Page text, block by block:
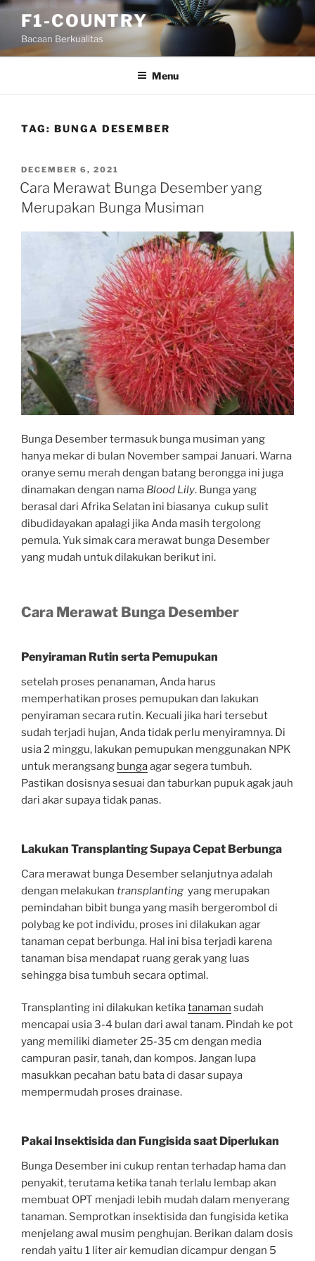
Skip
content
F1-COUNTRY
Bacaan Berkualitas
Menu
TAG: BUNGA DESEMBER
POSTED
ON
DECEMBER 6, 2021
Cara Merawat Bunga Desember yang
Merupakan Bunga Musiman
Bunga Desember termasuk bunga musiman yang
hanya mekar di bulan November sampai Januari. Warna
oranye semu merah dengan batang berongga ini juga
dinamakan dengan nama Blood Lily. Bunga yang
berasal dari Afrika Selatan ini biasanya cukup sulit
dibudidayakan apalagi jika Anda masih tergolong
pemula. Yuk simak cara merawat bunga Desember
yang mudah untuk dilakukan berikut ini.
Cara Merawat Bunga Desember
Penyiraman Rutin serta Pemupukan
setelah proses penanaman, Anda harus
memperhatikan proses pemupukan dan lakukan
penyiraman secara rutin. Kecuali jika hari tersebut
sudah terjadi hujan, Anda tidak perlu menyiramnya. Di
usia 2 minggu, lakukan pemupukan menggunakan NPK
untuk merangsang bungaagar segera tumbuh.
Pastikan dosisnya sesuai dan taburkan pupuk agak jauh
dari akar supaya tidak panas.
Lakukan Transplanting Supaya Cepat Berbunga
Cara merawat bunga Desember selanjutnya adalah
dengan melakukan transplanting yang merupakan
pemindahan bibit bunga yang masih bergerombol di
polybag ke pot individu, proses ini dilakukan agar
tanaman cepat berbunga. Hal ini bisa terjadi karena
tanaman bisa mendapat ruang gerak yang luas
sehingga bisa tumbuh secara optimal.
Transplanting ini dilakukan ketikatanaman sudah
mencapai usia 3-4 bulan dari awal tanam. Pindah ke pot
yang memiliki diameter 25-35 cm dengan media
campuran pasir, tanah, dan kompos. Jangan lupa
masukkan pecahan batu bata di dasar supaya
mempermudah proses drainase.
Pakai Insektisida dan Fungisida saat Diperlukan
Bunga Desember ini cukup rentan terhadap hama dan
penyakit, terutama ketika tanah terlalu lembap akan
membuat OPT menjadi lebih mudah dalam menyerang
tanaman. Semprotkan insektisida dan fungisida ketika
menjelang awal musim penghujan. Berikan dalam dosis
rendah yaitu 1 liter air kemudian dicampur dengan 5